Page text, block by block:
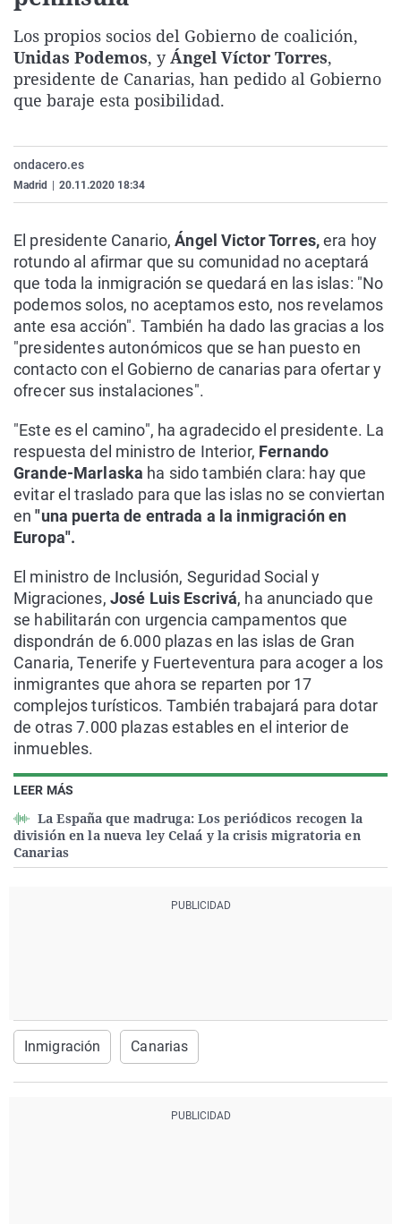
Gente viajera
Como el perro y el
Retornados
Equipo de
Galicia
La Rioja
Televisión
Elecciones
Los propios socios del Gobierno de coalición,
Unidas Podemos, yÁngel Víctor Torres,
presidente de Canarias, han pedido al Gobierno
que baraje esta posibilidad.
ondacero.es
Madrid 20.11.2020 18:34
LEER MÁS
La España que madruga: Los periódicos recogen la
división en la nueva ley Celaá y la crisis migratoria en
Canarias
El presidente Canario,Ángel Victor Torres,era hoy
rotundo al afirmar que su comunidad no aceptará
que toda la inmigración se quedará en las islas: "No
podemos solos, no aceptamos esto, nos revelamos
ante esa acción". También ha dado las gracias a los
"presidentes autonómicos que se han puesto en
contacto con el Gobierno de canarias para ofertar y
ofrecer sus instalaciones".
"Este es el camino", ha agradecido el presidente. La
respuesta del ministro de Interior, Fernando
Grande-Marlaska ha sido también clara: hay que
evitar el traslado para que las islas no se conviertan
en"una puerta de entrada a la inmigración en
Europa".
El ministro de Inclusión, Seguridad Social y
Migraciones, José Luis Escrivá, ha anunciado que
se habilitarán con urgencia campamentos que
dispondrán de 6.000 plazas en las islas de Gran
Canaria, Tenerife y Fuerteventura para acoger a los
inmigrantes que ahora se reparten por 17
complejos turísticos. También trabajará para dotar
de otras 7.000 plazas estables en el interior de
inmuebles.
Inmigración Canarias